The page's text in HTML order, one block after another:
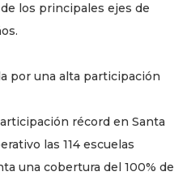
los principales ejes de
por una alta participación
récord en Santa
las 114 escuelas
una cobertura del 100% de